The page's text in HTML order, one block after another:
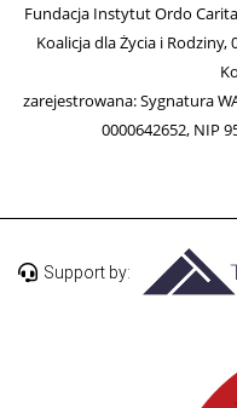
Fundacja Instytut Ordo
Koalicja dla Życia i Rodziny,
zarejestrowana: Sygnatura
0000642652, NIP
Support by: